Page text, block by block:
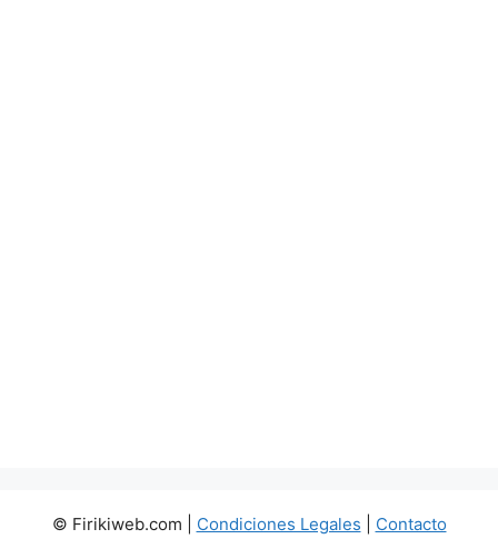
© Firikiweb.com | Condiciones Legales Contacto